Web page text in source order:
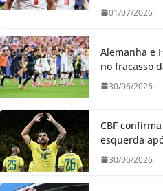
01/07/2026
Alemanha e
no fracasso
30/06/2026
CBF
esquerda
30/06/2026